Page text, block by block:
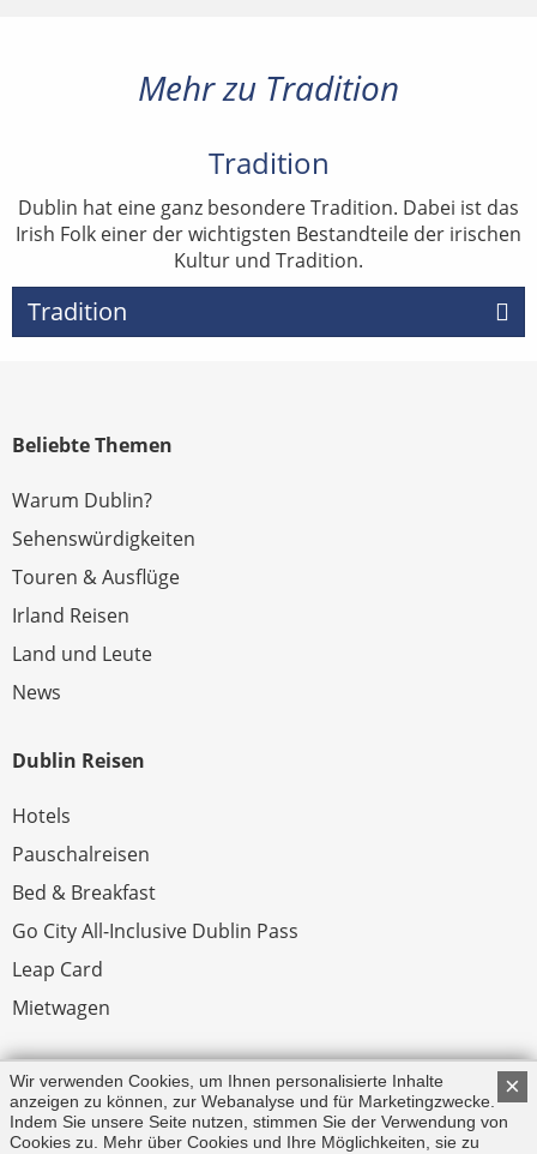
Mehr zu Tradition
Tradition
Dublin hat eine ganz besondere Tradition. Dabei ist das
Irish Folk einer der wichtigsten Bestandteile der irischen
Kultur und Tradition.
Tradition
Beliebte Themen
Warum Dublin?
Sehenswürdigkeiten
Touren & Ausflüge
Irland Reisen
Land und Leute
News
Dublin Reisen
Hotels
Pauschalreisen
Bed & Breakfast
Go City All-Inclusive Dublin Pass
Leap Card
Mietwagen
Rechtliches
Impressum
×
Wir verwenden Cookies, um Ihnen personalisierte Inhalte
anzeigen zu können, zur Webanalyse und für Marketingzwecke.
Indem Sie unsere Seite nutzen, stimmen Sie der Verwendung von
Cookies zu. Mehr über Cookies und Ihre Möglichkeiten, sie zu